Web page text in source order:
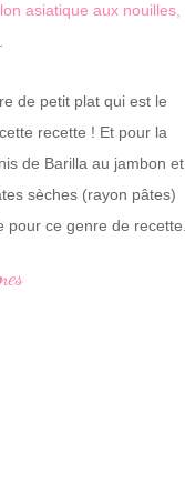
asiatique aux nouilles,
de petit plat qui est le
recette ! Et pour la
de Barilla au jambon et
sèches (rayon pâtes)
ce genre de recette.